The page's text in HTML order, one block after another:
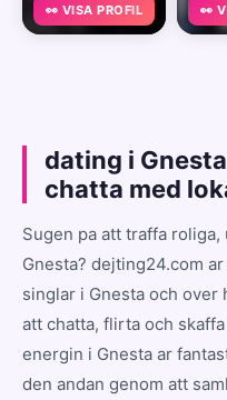
👀 VISA PROFIL 👀
dating i
chatta med
Sugen pa att traffa
Gnesta? dejting24.com
singlar i Gnesta och over
att chatta, flirta och
energin i Gnesta ar
den andan genom att